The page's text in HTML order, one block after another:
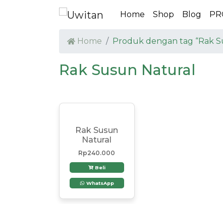
Home Shop Blog
Home Produk dengan tag “Rak
Rak Susun Natural
Rak Susun
Natural
Rp240.000
Beli
WhatsApp